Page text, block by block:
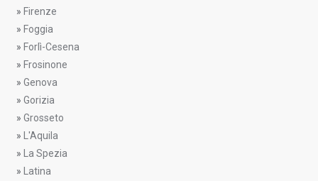
» Firenze
» Foggia
» Forlì-Cesena
» Frosinone
» Genova
» Gorizia
» Grosseto
»
L'Aquila
»
La Spezia
»
Latina